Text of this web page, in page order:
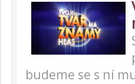
budeme se s ní